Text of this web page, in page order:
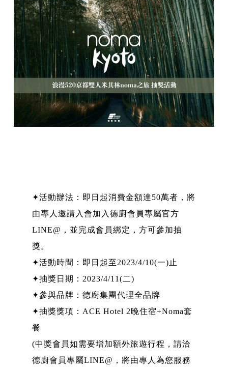
✦活動辦法：即日起消費金額達50萬者，將
由專人邀請入會加入德廚會員專屬官方
LINE@，並完成會員綁定，方可參加抽
獎。
✦活動時間：即日起至2023/4/10(一)止
✦抽獎日期：2023/4/11(二)
✦參與品牌：德廚集團代理全品牌
✦抽獎獎項：ACE Hotel 2晚住宿+Noma套
餐
(中獎會員如需要增加額外旅遊行程，請洽
德廚會員專屬LINE@，將由專人為您服務